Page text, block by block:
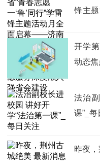
锋主
赋能
务深度
开学
动态焦
法治
课”_每
昨夜